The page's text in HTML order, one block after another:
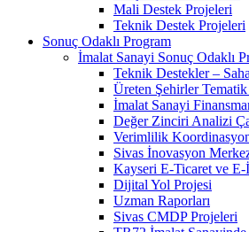
Mali Destek Projeleri
Teknik Destek Projeleri
Sonuç Odaklı Program
İmalat Sanayi Sonuç Odaklı
Teknik Destekler –
Üreten Şehirler
İmalat Sanayi
Değer Zinciri Analizi
Verimlilik
Sivas İnovasyon
Kayseri E-Ticaret ve E-
Dijital Yol Projesi
Uzman Raporları
Sivas CMDP Projeleri